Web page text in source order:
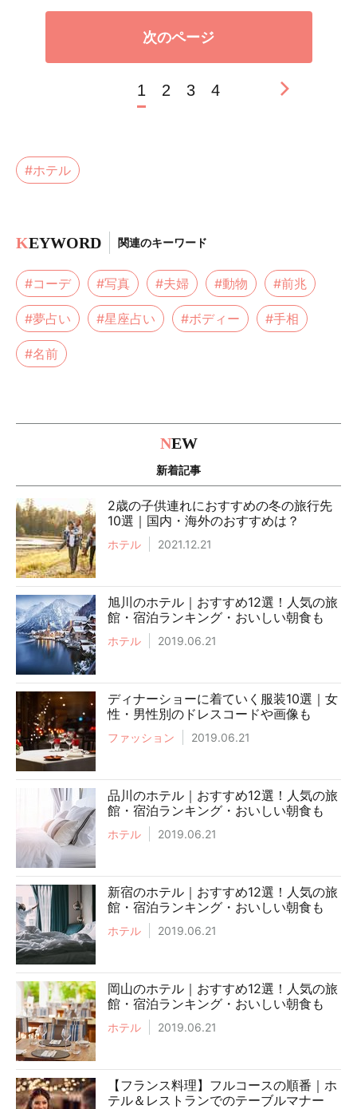
次のページ
1 2 3 4
#ホテル
KEYWORD 関連のキーワード
#コーデ #写真 #夫婦 #動物 #前兆
#夢占い #星座占い #ボディー #手相
#名前
NEW
新着記事
2歳の子供連れにおすすめの冬の旅行先
10選｜国内・海外のおすすめは？
ホテル 2021.12.21
旭川のホテル｜おすすめ12選！人気の旅
館・宿泊ランキング・おいしい朝食も
ホテル 2019.06.21
ディナーショーに着ていく服装10選｜女
性・男性別のドレスコードや画像も
ファッション 2019.06.21
品川のホテル｜おすすめ12選！人気の旅
館・宿泊ランキング・おいしい朝食も
ホテル 2019.06.21
新宿のホテル｜おすすめ12選！人気の旅
館・宿泊ランキング・おいしい朝食も
ホテル 2019.06.21
岡山のホテル｜おすすめ12選！人気の旅
館・宿泊ランキング・おいしい朝食も
ホテル 2019.06.21
【フランス料理】フルコースの順番｜ホ
テル＆レストランでのテーブルマナー